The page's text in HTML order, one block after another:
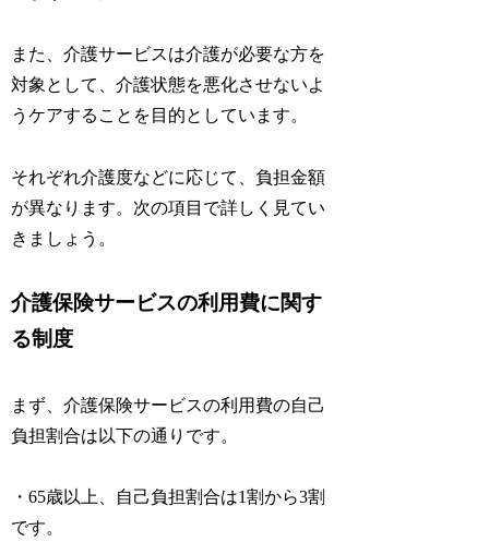
また、介護サービスは介護が必要な方を
対象として、介護状態を悪化させないよ
うケアすることを目的としています。
それぞれ介護度などに応じて、負担金額
が異なります。次の項目で詳しく見てい
きましょう。
介護保険サービスの利用費に関す
る制度
まず、介護保険サービスの利用費の自己
負担割合は以下の通りです。
・65歳以上、自己負担割合は1割から3割
です。